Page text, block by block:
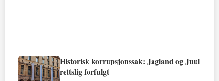
Historisk korrupsjonssak: Jagland og Juul
rettslig forfulgt